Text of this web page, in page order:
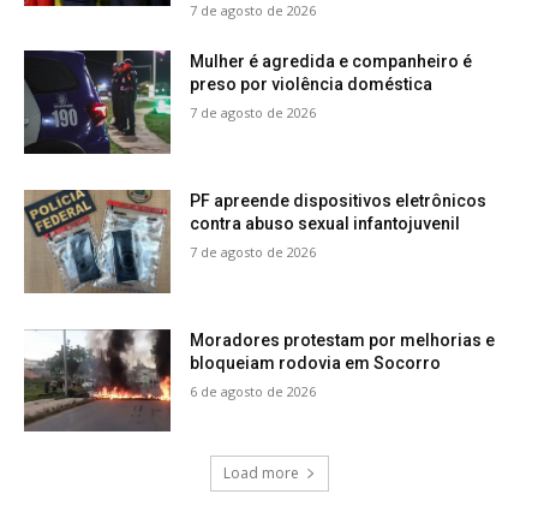
7 de agosto de 2026
Mulher é agredida e companheiro é
preso por violência doméstica
7 de agosto de 2026
PF apreende dispositivos eletrônicos
contra abuso sexual infantojuvenil
7 de agosto de 2026
Moradores protestam por melhorias e
bloqueiam rodovia em Socorro
6 de agosto de 2026
Load more